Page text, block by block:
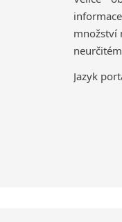
množství
Jazyk